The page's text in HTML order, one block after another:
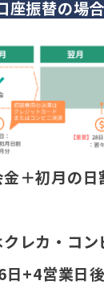
座振替の場合
＋初月の日
レカ・コン
+4営業日